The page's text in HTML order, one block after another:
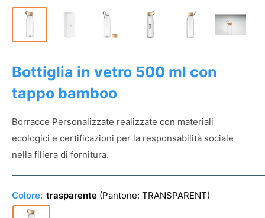
Bottiglia in vetro 500 ml con
tappo bamboo
Borracce Personalizzate realizzate con materiali
ecologici e certificazioni per la responsabilità sociale
nella filiera di fornitura.
Colore: trasparente (Pantone: TRANSPARENT)